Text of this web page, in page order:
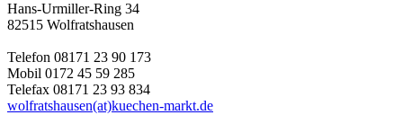
Hans-Urmiller-Ring 34
82515 Wolfratshausen
Telefon 08171 23 90 173
Mobil 0172 45 59 285
Telefax 08171 23 93 834
wolfratshausen(at)kuechen-markt.de